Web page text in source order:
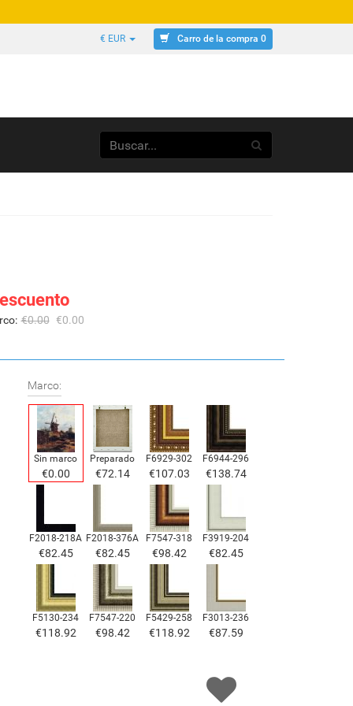
€ EUR Carro de la compra 0
€0.00 €0.00
Marco:
Sin marco
€0.00
Preparado
€72.14
F6929-302
€107.03
F6944-296
€138.74
F2018-218A
€82.45
F2018-376A
€82.45
F7547-318
€98.42
F3919-204
€82.45
F5130-234
€118.92
F7547-220
€98.42
F5429-258
€118.92
F3013-236
€87.59
F7034-298